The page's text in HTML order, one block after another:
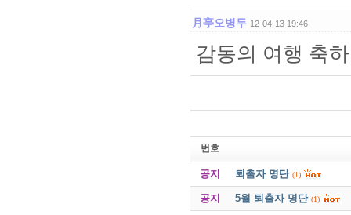
月亭오병두 12-04-13 19:46
감동의 여행 축
번호
공지 퇴출자 명단 (1)
공지 5월 퇴출자 명단 (1)